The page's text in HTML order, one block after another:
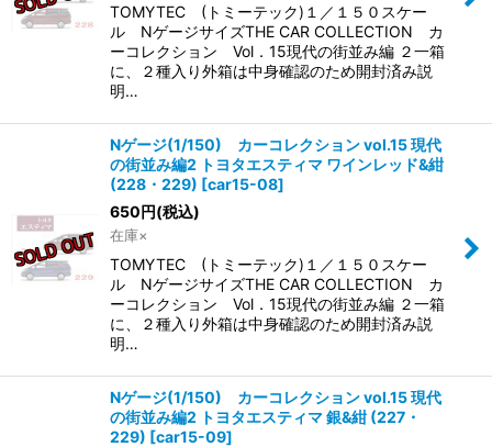
TOMYTEC (トミーテック)１／１５０スケー
ル NゲージサイズTHE CAR COLLECTION カ
ーコレクション Vol．15現代の街並み編 ２一箱
に、２種入り外箱は中身確認のため開封済み説
明…
Nゲージ(1/150) カーコレクション vol.15 現代
の街並み編2 トヨタエスティマ ワインレッド&紺
(228・229) [car15-08]
650円(税込)
在庫×
TOMYTEC (トミーテック)１／１５０スケー
ル NゲージサイズTHE CAR COLLECTION カ
ーコレクション Vol．15現代の街並み編 ２一箱
に、２種入り外箱は中身確認のため開封済み説
明…
Nゲージ(1/150) カーコレクション vol.15 現代
の街並み編2 トヨタエスティマ 銀&紺 (227・
229) [car15-09]